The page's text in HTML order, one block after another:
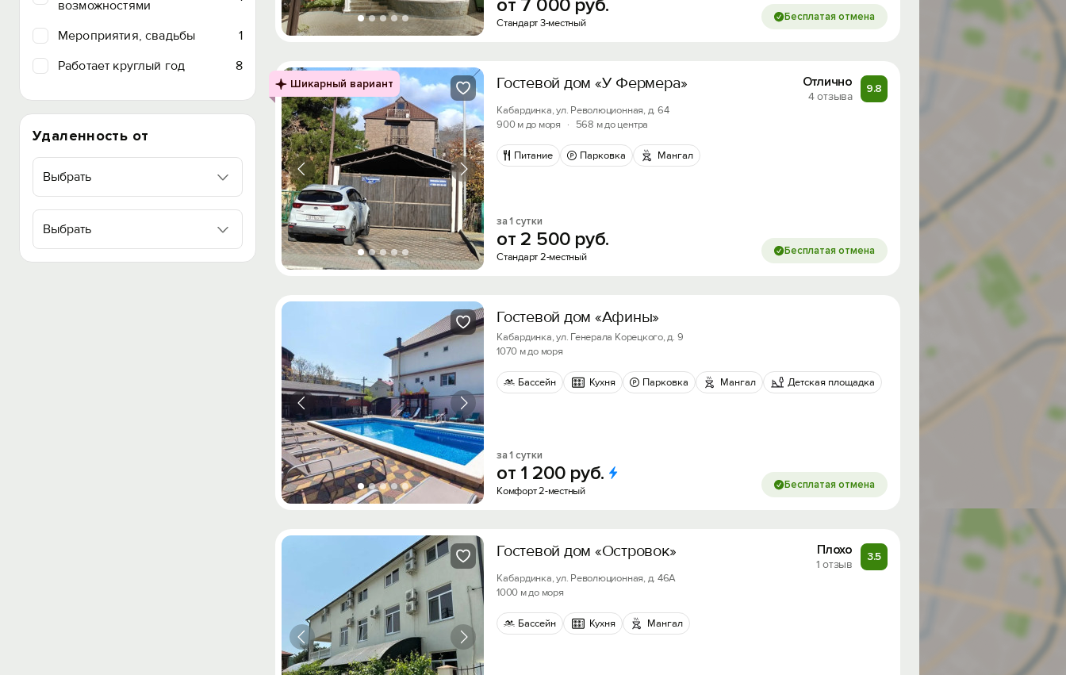
возможностями
Мероприятия, свадьбы
1
Работает круглый год
8
Удаленность от
Выбрать
Выбрать
от 7 000 руб.
Стандарт 3-местный Бесплатая отмена
Шикарный вариант Гостевой дом «У Фермера» Отлично
4 отзыва
9.8
Кабардинка, ул. Революционная, д. 64
900 м до моря
· 568 м до центра
Питание Парковка Мангал
за 1 сутки
от 2 500 руб.
Стандарт 2-местный Бесплатая отмена
Гостевой дом «Афины»
Кабардинка, ул. Генерала Корецкого, д. 9
1070 м до моря
Бассейн Кухня Парковка Мангал Детская площадка
за 1 сутки
от 1 200 руб.
Комфорт 2-местный Бесплатая отмена
Гостевой дом «Островок» Плохо
1 отзыв
3.5
Кабардинка, ул. Революционная, д. 46А
1000 м до моря
Бассейн Кухня Мангал